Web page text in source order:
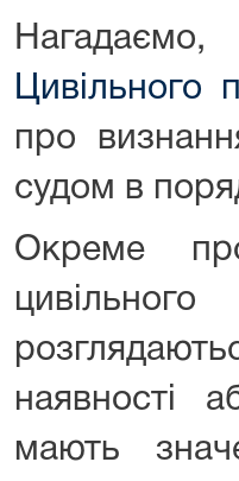
Цивільного
про
судом в
Окреме
наявності
мають